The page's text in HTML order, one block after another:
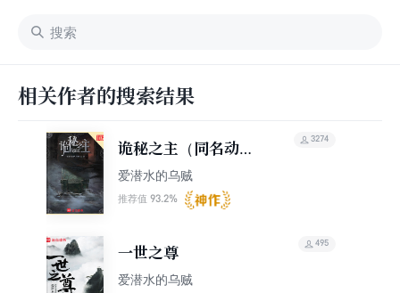
相关作者的搜索结果
诡秘之主（同名动画
原著）
爱潜水的乌贼
推荐值 93.2%
3274
一世之尊
爱潜水的乌贼
495